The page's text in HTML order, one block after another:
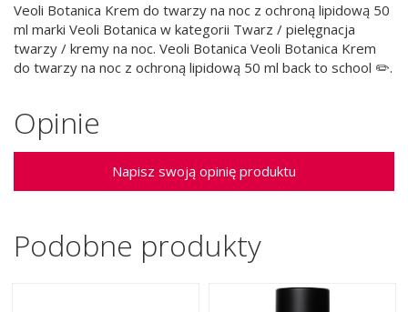
Veoli Botanica Krem do twarzy na noc z ochroną lipidową 50
ml marki Veoli Botanica w kategorii Twarz / pielęgnacja
twarzy / kremy na noc. Veoli Botanica Veoli Botanica Krem
do twarzy na noc z ochroną lipidową 50 ml back to school ✏️.
Opinie
Napisz swoją opinię produktu
Podobne produkty